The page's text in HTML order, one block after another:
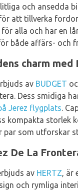
och ansedda
att tillverka
alla och har en
både affärs- och
charm med
av BUDGET
Dess smidiga
Jerez flygplats.
kompakta
par som utforskar
De La
av HERTZ, är
och rymliga